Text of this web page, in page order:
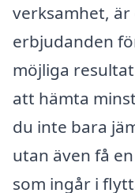
verksamhet,
erbjudanden
möjliga
att hämta
du inte bara
utan även få
som ingår i